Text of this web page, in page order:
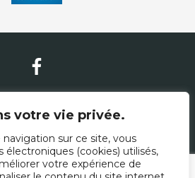
votre vie privée.
sur ce site, vous
électroniques (cookies) utilisés,
votre expérience de
Nous contacter
305-2886
832-7020